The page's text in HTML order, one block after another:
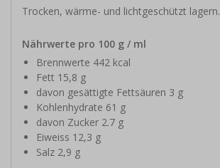
Trocken, wärme- und lichtgeschützt lagern.
Nährwerte pro 100 g / ml
Brennwerte 442 kcal
Fett 15,8 g
davon gesättigte Fettsäuren 3 g
Kohlenhydrate 61 g
davon Zucker 2.7 g
Eiweiss 12,3 g
Salz 2,9 g